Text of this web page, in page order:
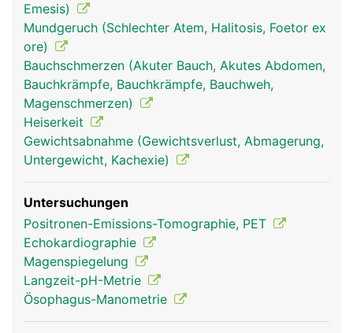
Emesis)
Mundgeruch (Schlechter Atem, Halitosis, Foetor ex
ore)
Bauchschmerzen (Akuter Bauch, Akutes Abdomen,
Bauchkrämpfe, Bauchkrämpfe, Bauchweh,
Magenschmerzen)
Heiserkeit
Gewichtsabnahme (Gewichtsverlust, Abmagerung,
Untergewicht, Kachexie)
Untersuchungen
Positronen-Emissions-Tomographie, PET
Echokardiographie
Magenspiegelung
Langzeit-pH-Metrie
Ösophagus-Manometrie